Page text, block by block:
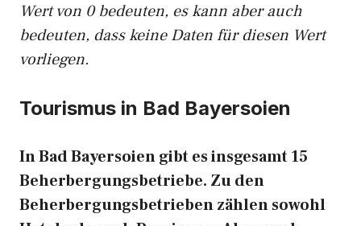
Wert von 0 bedeuten, es kann aber auch
bedeuten, dass keine Daten für diesen Wert
vorliegen.
Tourismus in Bad Bayersoien
In Bad Bayersoien gibt es insgesamt 15
Beherbergungsbetriebe. Zu den
Beherbergungsbetrieben zählen sowohl